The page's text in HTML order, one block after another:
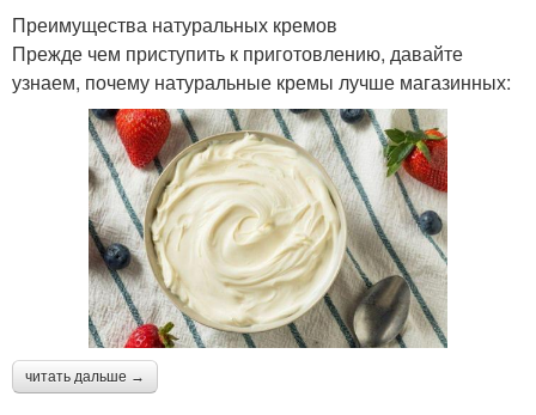
Преимущества натуральных кремов
Прежде чем приступить к приготовлению, давайте
узнаем, почему натуральные кремы лучше магазинных:
читать дальше →